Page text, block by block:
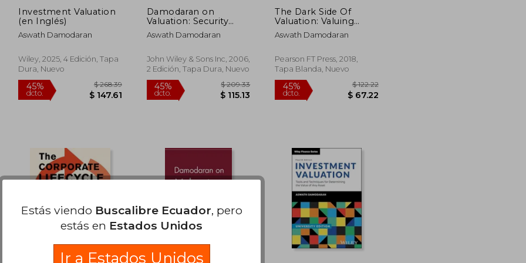
129.61
Investment Valuation
(en Inglés)
Aswath Damodaran
Wiley, 2025, 4 Edición, Tapa
Dura, Nuevo
45% $ 268.39
Damodaran on
Valuation: Security
Analysis for
Investment and
(Wiley Finance) (en
Inglés)
Aswath Damodaran
John Wiley & Sons Inc, 2006,
2 Edición, Tapa Dura, Nuevo
45% $ 209.33
$ 115.13
The Dark Side Of
Valuation: Valuing
Young, Distressed, And
Complex Businesses
Aswath Damodaran
Pearson FT Press, 2018,
Tapa Blanda, Nuevo
45%
dcto.
Estás viendo Buscalibre Ecuador, pero
estás en Estados Unidos
Ir a Estados Unidos